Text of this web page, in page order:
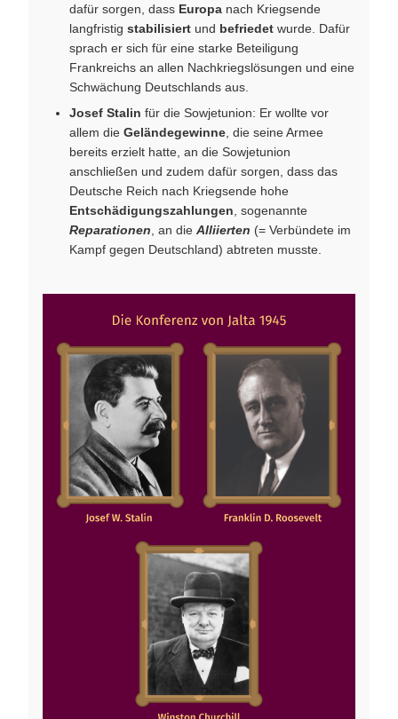
dafür sorgen, dass Europa nach Kriegsende
langfristig stabilisiert und befriedet wurde. Dafür
sprach er sich für eine starke Beteiligung
Frankreichs an allen Nachkriegslösungen und eine
Schwächung Deutschlands aus.
Josef Stalin für die Sowjetunion: Er wollte vor
allem die Geländegewinne , die seine Armee
bereits erzielt hatte, an die Sowjetunion
anschließen und zudem dafür sorgen, dass das
Deutsche Reich nach Kriegsende hohe
Entschädigungszahlungen , sogenannte
Reparationen , an die Alliierten (= Verbündete im
Kampf gegen Deutschland) abtreten musste.